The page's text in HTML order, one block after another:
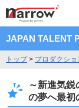
JAPAN TALENT
トップ> プロダクシ
～新進気
の夢へ最初